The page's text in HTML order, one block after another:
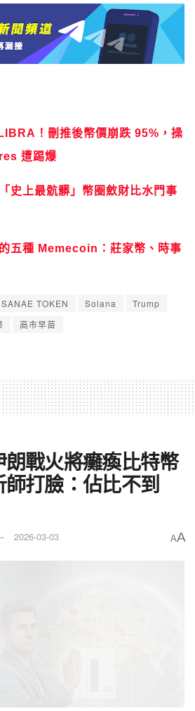
！刪推後幣價崩跌 95%，操
遭踢爆
史上最骯髒」幣圈斂財比水門事
五種 Memecoin：莊家幣、時事
SANAE TOKEN Solana
Trump
高市早苗
戰火將癱瘓比特幣
打臉：佔比不到
2026-03-03 AA